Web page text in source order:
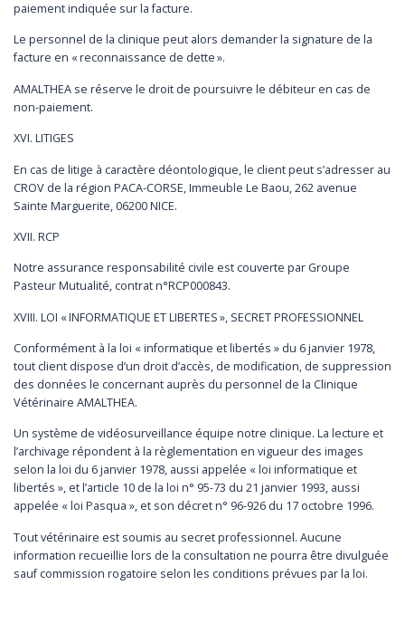
paiement indiquée sur la facture.
Le personnel de la clinique peut alors demander la signature de la
facture en « reconnaissance de dette ».
AMALTHEA se réserve le droit de poursuivre le débiteur en cas de
non-paiement.
XVI. LITIGES
En cas de litige à caractère déontologique, le client peut s’adresser au
CROV de la région PACA-CORSE, Immeuble Le Baou, 262 avenue
Sainte Marguerite, 06200 NICE.
XVII. RCP
Notre assurance responsabilité civile est couverte par Groupe
Pasteur Mutualité, contrat n°RCP000843.
XVIII. LOI « INFORMATIQUE ET LIBERTES », SECRET PROFESSIONNEL
Conformément à la loi « informatique et libertés » du 6 janvier 1978,
tout client dispose d’un droit d’accès, de modification, de suppression
des données le concernant auprès du personnel de la Clinique
Vétérinaire AMALTHEA.
Un système de vidéosurveillance équipe notre clinique. La lecture et
l’archivage répondent à la règlementation en vigueur des images
selon la loi du 6 janvier 1978, aussi appelée « loi informatique et
libertés », et l’article 10 de la loi n° 95-73 du 21 janvier 1993, aussi
appelée « loi Pasqua », et son décret n° 96-926 du 17 octobre 1996.
Tout vétérinaire est soumis au secret professionnel. Aucune
information recueillie lors de la consultation ne pourra être divulguée
sauf commission rogatoire selon les conditions prévues par la loi.